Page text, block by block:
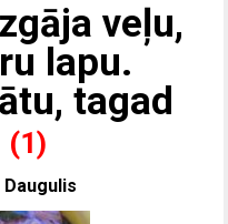
veļu,
lapu.
tagad
(1)